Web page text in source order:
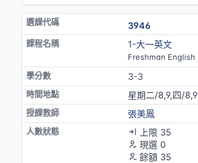
3946
1-大一英文
Freshman English
3-3
星期二/8,9,四/8,9
張美鳳
上限 35
現選 0
餘額 35